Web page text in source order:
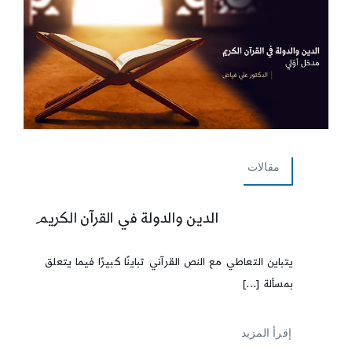
مقالات
الدين والدولة في القرآن الكريم
يتباين التعاطي مع النص القرآني تباينًا كبيرًا فيما يتعلق
بمسألة [...]
إقرأ المزيد